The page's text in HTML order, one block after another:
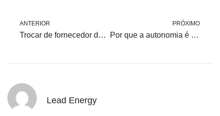
ANTERIOR
Trocar de fornecedor de energia ou instalar energia solar?
PRÓXIMO
Por que a autonomia é a bola da vez para o consumidor de energia?
Lead Energy